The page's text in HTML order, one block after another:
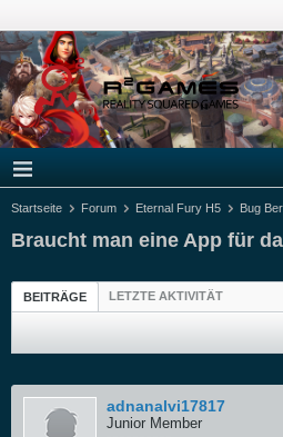
Startseite Forum Eternal Fury H5 Bug
Braucht man eine App für
BEITRÄGE LETZTE AKTIVITÄT
adnanalvi17817
Junior Member